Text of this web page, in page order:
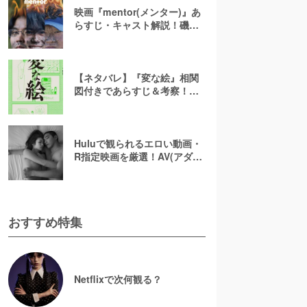
映画『mentor(メンター)』あ
らすじ・キャスト解説！磯村
メント
【ネタバレ】『変な絵』相関
図付きであらすじ＆考察！重
Huluで観られるエロい動画・
R指定映画を厳選！AV(アダル
おすすめ特集
Netflixで次何観る？